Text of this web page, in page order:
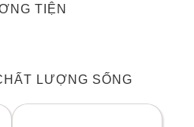
TIỆN
LƯỢNG SỐNG